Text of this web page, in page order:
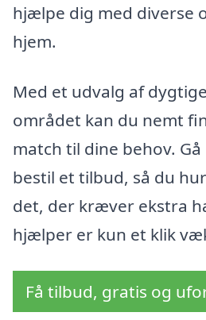
hjælpe dig med diverse
hjem.
Med et udvalg af
området kan du nemt
match til dine behov.
bestil et tilbud, så du
det, der kræver ekstra
hjælper er kun et klik
Få tilbud, gratis og